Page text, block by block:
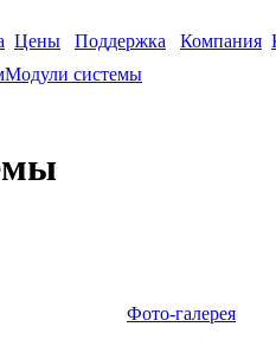
Цены Поддержка Компания
Модули системы
Фото-галерея